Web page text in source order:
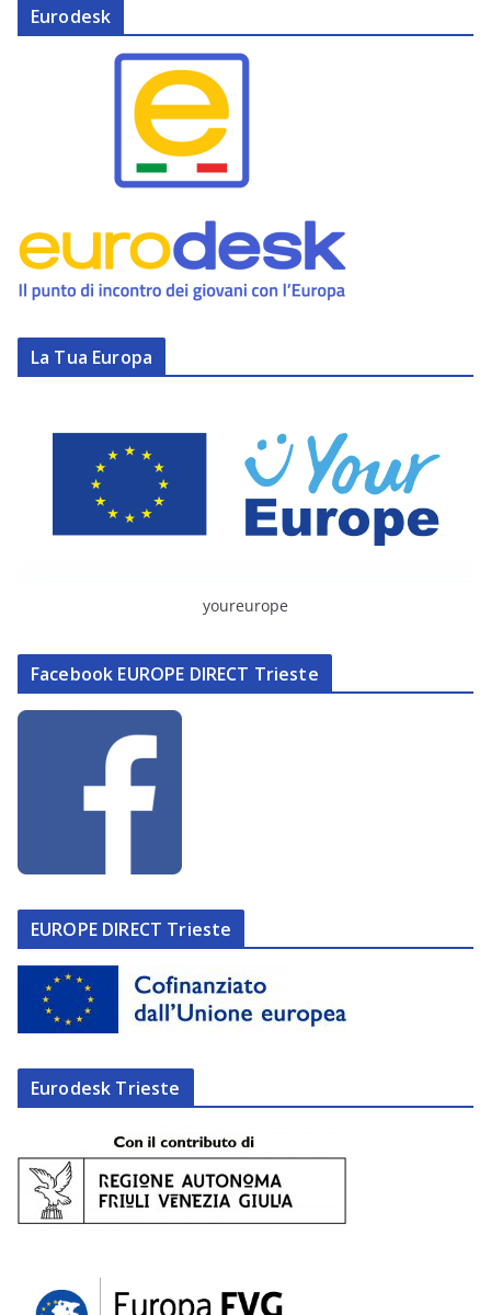
Eurodesk
La Tua Europa
youreurope
Facebook EUROPE DIRECT Trieste
EUROPE DIRECT Trieste
Eurodesk Trieste